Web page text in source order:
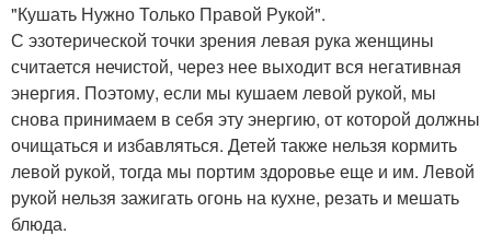
"Кушать Нужно Только Правой Рукой".
С эзотерической точки зрения левая рука женщины
считается нечистой, через нее выходит вся негативная
энергия. Поэтому, если мы кушаем левой рукой, мы
снова принимаем в себя эту энергию, от которой должны
очищаться и избавляться. Детей также нельзя кормить
левой рукой, тогда мы портим здоровье еще и им. Левой
рукой нельзя зажигать огонь на кухне, резать и мешать
блюда.